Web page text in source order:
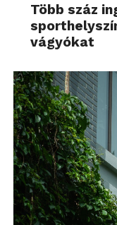
Több száz
vágyókat